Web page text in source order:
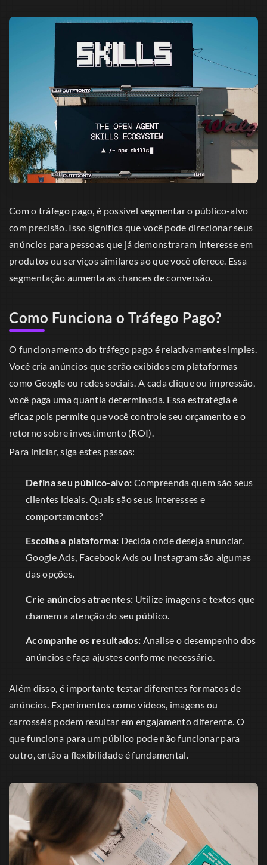
Com o tráfego pago, é possível segmentar o público-alvo
com precisão. Isso significa que você pode direcionar seus
anúncios para pessoas que já demonstraram interesse em
produtos ou serviços similares ao que você oferece. Essa
segmentação aumenta as chances de conversão.
Como Funciona o Tráfego Pago?
O funcionamento do tráfego pago é relativamente simples.
Você cria anúncios que serão exibidos em plataformas
como Google ou redes sociais. A cada clique ou impressão,
você paga uma quantia determinada. Essa estratégia é
eficaz pois permite que você controle seu orçamento e o
retorno sobre investimento (ROI).
Para iniciar, siga estes passos:
Defina seu público-alvo: Compreenda quem são seus
clientes ideais. Quais são seus interesses e
comportamentos?
Escolha a plataforma: Decida onde deseja anunciar.
Google Ads, Facebook Ads ou Instagram são algumas
das opções.
Crie anúncios atraentes: Utilize imagens e textos que
chamem a atenção do seu público.
Acompanhe os resultados: Analise o desempenho dos
anúncios e faça ajustes conforme necessário.
Além disso, é importante testar diferentes formatos de
anúncios. Experimentos como vídeos, imagens ou
carrosséis podem resultar em engajamento diferente. O
que funciona para um público pode não funcionar para
outro, então a flexibilidade é fundamental.